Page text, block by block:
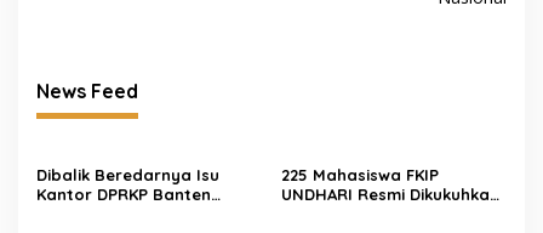
News Feed
Dibalik Beredarnya Isu
Kantor DPRKP Banten
225 Mahasiswa FKIP
UNDHARI Resmi Dikukuhkan